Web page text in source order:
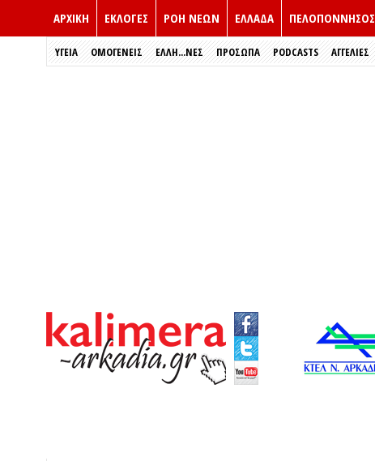
ΑΡΧΙΚΗ ΕΚΛΟΓΈΣ ΡΟΗ ΝΕΩΝ ΕΛΛΑΔΑ ΠΕΛΟΠΟΝΝΗΣΟΣ
ΥΓΕΙΑ ΟΜΟΓΕΝΕΙΣ ΈΛΛΗ...ΝΕΣ ΠΡΌΣΩΠΑ PODCASTS ΑΓΓΕΛΙΕΣ